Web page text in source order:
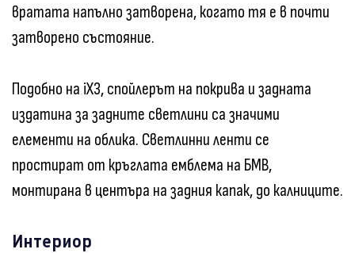
вратата напълно затворена, когато тя е в почти
затворено състояние.
Подобно на iX3, спойлерът на покрива и задната
издатина за задните светлини са значими
елементи на облика. Светлинни ленти се
простират от кръглата емблема на БМВ,
монтирана в центъра на задния капак, до калниците.
Интериор